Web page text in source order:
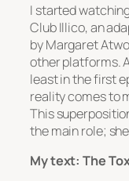
I started
Club Illico, an
by Margaret
other platforms.
least in the first
reality comes to
This
the main role;
My text: The